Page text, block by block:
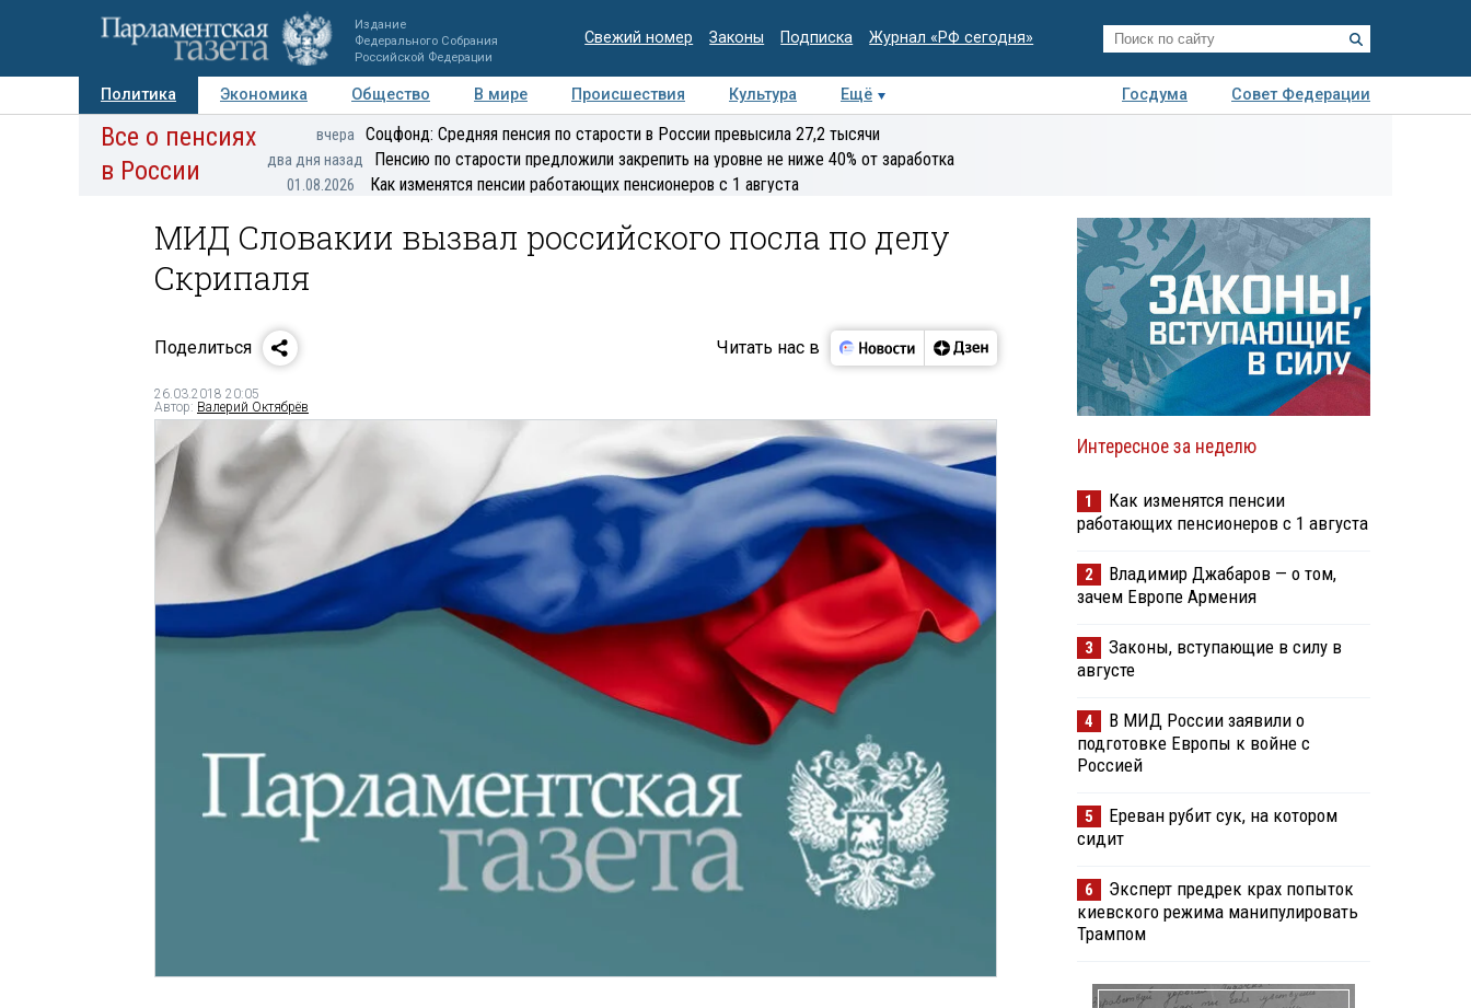
Издание
Федерального Собрания
Российской Федерации
Свежий номер Законы Подписка Журнал «РФ сегодня»
Политика Экономика Общество В мире Происшествия Культура Ещё Госдума
Совет Федерации
Авторы Персоны Мнения Регионы Медиацентр Интервью Колумнисты
экспертиза
Все о пенсиях
в России
вчера Соцфонд: Средняя пенсия по старости в России превысила 27,2 тысячи
два дня назад Пенсию по старости предложили закрепить на уровне не ниже 40% от заработка
01.08.2026 Как изменятся пенсии работающих пенсионеров с 1 августа
МИД Словакии вызвал российского посла по делу
Скрипаля
Поделиться Читать нас в
26.03.2018 20:05
Автор: Валерий Октябрёв
Интересное за неделю
1
Как изменятся пенсии
работающих пенсионеров с 1 августа
2
Владимир Джабаров — о том,
зачем Европе Армения
3
Законы, вступающие в силу в
августе
4
В МИД России заявили о
подготовке Европы к войне с
Россией
5
Ереван рубит сук, на котором
сидит
6
Эксперт предрек крах попыток
киевского режима манипулировать
Трампом